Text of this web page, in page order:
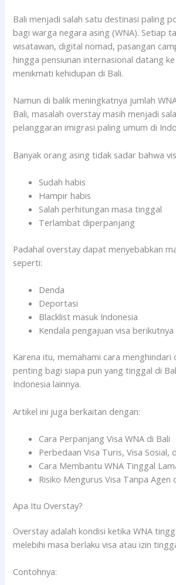
Bali menjadi salah satu destinasi paling
bagi warga negara asing (WNA). Setiap
wisatawan, digital nomad, pasangan
hingga pensiunan internasional datang
menikmati kehidupan di Bali.
Namun di balik meningkatnya jumlah
Bali, masalah overstay masih menjadi
pelanggaran imigrasi paling umum di
Banyak orang asing tidak sadar bahwa
Sudah habis
Hampir habis
Salah perhitungan masa tinggal
Terlambat diperpanjang
Padahal overstay dapat menyebabkan
seperti:
Denda
Deportasi
Blacklist masuk Indonesia
Kendala pengajuan visa berikutnya
Karena itu, memahami cara menghindari
penting bagi siapa pun yang tinggal di
Indonesia lainnya.
Artikel ini juga berkaitan dengan:
Cara Perpanjang Visa WNA di Bali
Perbedaan Visa Turis, Visa Sosial,
Cara Membantu WNA Tinggal
Risiko Mengurus Visa Tanpa Agen
Apa Itu Overstay?
Overstay adalah kondisi ketika WNA
melebihi masa berlaku visa atau izin
Contohnya: